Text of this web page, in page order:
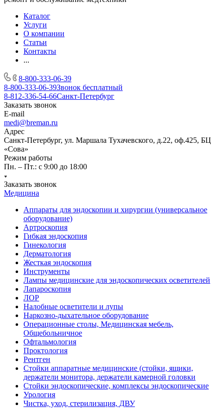
Каталог
Услуги
О компании
Статьи
Контакты
...
8-800-333-06-39
8-800-333-06-39Звонок бесплатный
8-812-336-54-66Санкт-Петербург
Заказать звонок
E-mail
medi@breman.ru
Адрес
Санкт-Петербург, ул. Маршала Тухачевского, д.22, оф.425, БЦ
«Сова»
Режим работы
Пн. – Пт.: с 9:00 до 18:00
Заказать звонок
Медицина
Аппараты для эндоскопии и хирургии (универсальное
оборудование)
Артроскопия
Гибкая эндоскопия
Гинекология
Дерматология
Жесткая эндоскопия
Инструменты
Лампы медицинские для эндоскопических осветителей
Лапароскопия
ЛОР
Налобные осветители и лупы
Наркозно-дыхательное оборудование
Операционные столы, Медицинская мебель,
Общебольничное
Офтальмология
Проктология
Рентген
Стойки аппаратные медицинские (стойки, ящики,
держатели монитора, держатели камерной головки
Стойки эндоскопические, комплексы эндоскопические
Урология
Чистка, уход, стерилизация, ДВУ